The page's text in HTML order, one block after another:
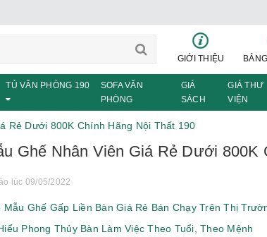
GIỚI THIỆU
TỦ VĂN PHÒNG 190
SOFA VĂN
PHÒNG
GIÁ
SÁCH
GIÁ THƯ
VIỆN
Rẻ Dưới 800K Chính Hãng Nội Thất 190
Ghế Nhân Viên Giá Rẻ Dưới 800K
lúc 09/05/2022
Ghế Gấp Liền Bàn Giá Rẻ Bán Chạy Trên Thị
Phong Thủy Bàn Làm Việc Theo Tuổi, Theo Mệnh